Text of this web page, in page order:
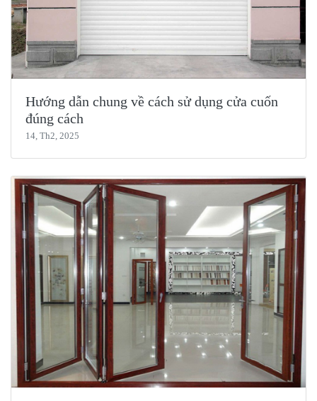
Hướng dẫn chung về cách sử dụng cửa cuốn
đúng cách
14, Th2, 2025